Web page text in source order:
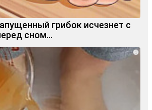
грибок исчезнет с
сном…
i